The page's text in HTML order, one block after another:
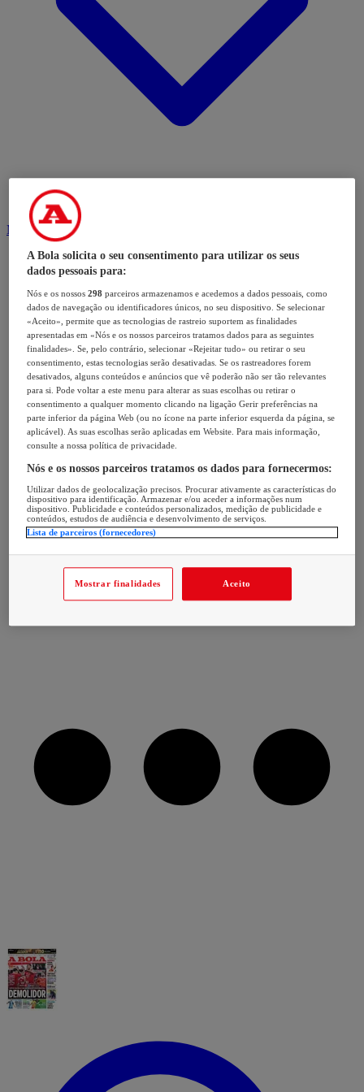
Modalidades
A Bola solicita o seu consentimento para utilizar os seus
dados pessoais para:
Nós e os nossos298 parceiros armazenamos e acedemos a dados pessoais, como
dados de navegação ou identificadores únicos, no seu dispositivo. Se selecionar
«Aceito», permite que as tecnologias de rastreio suportem as finalidades
apresentadas em «Nós e os nossos parceiros tratamos dados para as seguintes
finalidades». Se, pelo contrário, selecionar «Rejeitar tudo» ou retirar o seu
consentimento, estas tecnologias serão desativadas. Se os rastreadores forem
desativados, alguns conteúdos e anúncios que vê poderão não ser tão relevantes
para si. Pode voltar a este menu para alterar as suas escolhas ou retirar o
consentimento a qualquer momento clicando na ligação Gerir preferências na
parte inferior da página Web (ou no ícone na parte inferior esquerda da página, se
aplicável). As suas escolhas serão aplicadas em Website. Para mais informação,
consulte a nossa política de privacidade.
Nós e os nossos parceiros tratamos os dados para fornecermos:
Utilizar dados de geolocalização precisos. Procurar ativamente as características do
dispositivo para identificação. Armazenar e/ou aceder a informações num
dispositivo. Publicidade e conteúdos personalizados, medição de publicidade e
conteúdos, estudos de audiência e desenvolvimento de serviços.
Lista de parceiros (fornecedores)
Mostrar finalidades Aceito